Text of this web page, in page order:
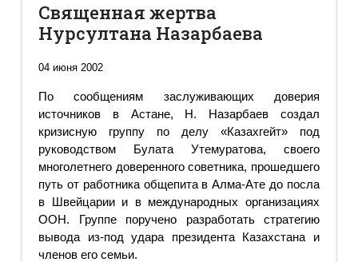
Священная жертва
Нурсултана Назарбаева
04 июня 2002
По сообщениям заслуживающих доверия
источников в Астане, Н. Назарбаев создал
кризисную группу по делу «Казахгейт» под
руководством Булата Утемуратова, своего
многолетнего доверенного советника, прошедшего
путь от работника общепита в Алма-Ате до посла
в Швейцарии и в международных организациях
ООН. Группе поручено разработать стратегию
вывода из-под удара президента Казахстана и
членов его семьи.